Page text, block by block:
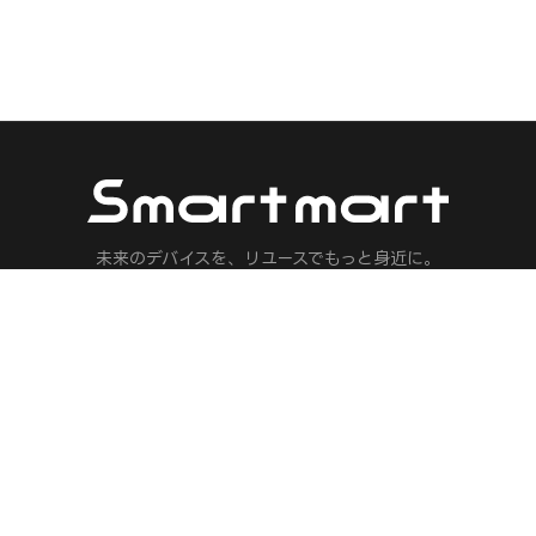
未来のデバイスを、リユースでもっと身近に。